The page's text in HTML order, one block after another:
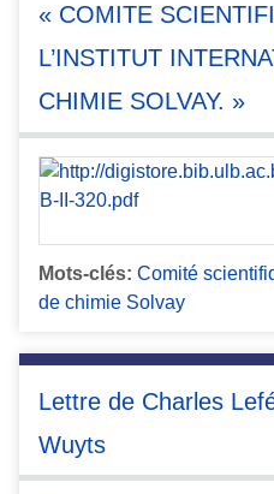
« COMITE
L’INSTITUT
CHIMIE SOLVAY. »
Mots-clés: Comité
de chimie Solvay
Lettre de Charles
Wuyts